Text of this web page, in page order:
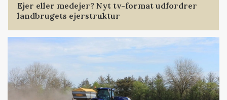
Ejer eller medejer? Nyt tv-format udfordrer
landbrugets ejerstruktur